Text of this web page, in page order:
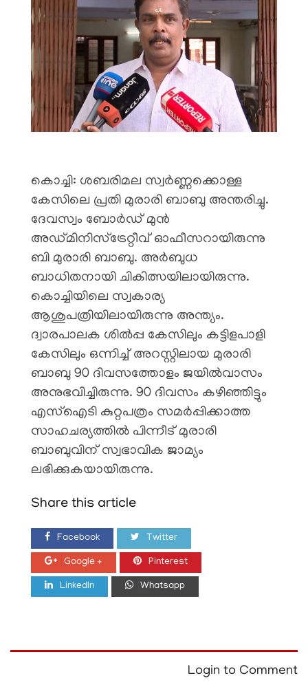
കൊച്ചി: ശബരിമല സ്വർണ്ണക്കൊള്ള
കേസിലെ പ്രതി മുരാരി ബാബു അന്തരിച്ചു.
ദേവസ്വം ബോർഡ് മുൻ
അഡ്മിനിസ്ട്രേറ്റീവ് ഓഫീസറായിരുന്നു
ബി മുരാരി ബാബു. അർബുധ
ബാധിതനായി ചികിത്സയിലായിരുന്നു.
കൊച്ചിയിലെ സ്വകാര്യ
ആശുപത്രിയിലായിരുന്നു അന്ത്യം.
ദ്വാരപാലക ശിൽപ്പ കേസിലും കട്ടിളപാളി
കേസിലും ഒന്നിച്ച് അറസ്റ്റിലായ മുരാരി
ബാബു 90 ദിവസത്തോളം ജയിൽവാസം
അനുഭവിച്ചിരുന്നു. 90 ദിവസം കഴിഞ്ഞിട്ടും
എസ്ഐടി കുറ്റപത്രം സമർപ്പിക്കാത്ത
സാഹചര്യത്തിൽ പിന്നീട് മുരാരി
ബാബുവിന് സ്വഭാവിക ജാമ്യം
ലഭിക്കുകയായിരുന്നു.
Share this article
Facebook Twitter
Google + Pinterest
LinkedIn Whatsapp
Login to Comment